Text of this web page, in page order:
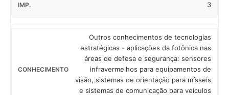
3
Outros conhecimentos de tecnologias
estratégicas - aplicações da fotônica nas
áreas de defesa e segurança: sensores
infravermelhos para equipamentos de
visão, sistemas de orientação para mísseis
e sistemas de comunicação para veículos